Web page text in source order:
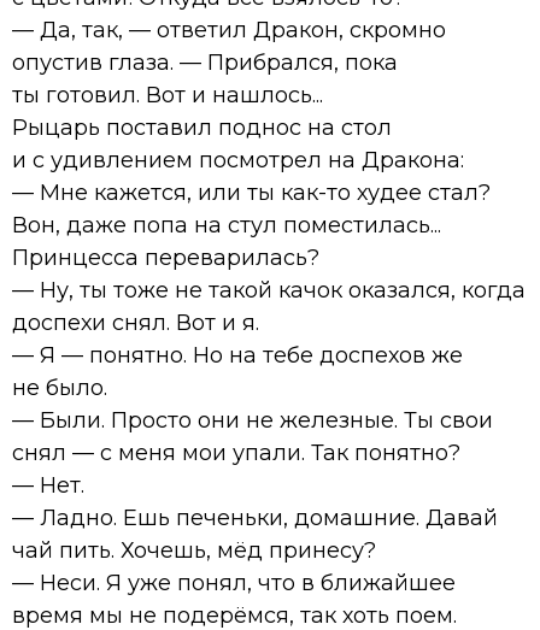
— Да, так, — ответил Дракон, скромно
опустив глаза. — Прибрался, пока
ты готовил. Вот и нашлось...
Рыцарь поставил поднос на стол
и с удивлением посмотрел на Дракона:
— Мне кажется, или ты как-то худее стал?
Вон, даже попа на стул поместилась...
Принцесса переварилась?
— Ну, ты тоже не такой качок оказался, когда
доспехи снял. Вот и я.
— Я — понятно. Но на тебе доспехов же
не было.
— Были. Просто они не железные. Ты свои
снял — с меня мои упали. Так понятно?
— Нет.
— Ладно. Ешь печеньки, домашние. Давай
чай пить. Хочешь, мёд принесу?
— Неси. Я уже понял, что в ближайшее
время мы не подерёмся, так хоть поем.